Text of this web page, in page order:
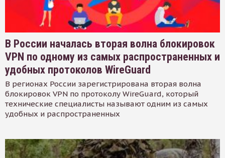
В России началась вторая волна блокировок
VPN по одному из самых распространенных и
удобных протоколов WireGuard
В регионах России зарегистрирована вторая волна
блокировок VPN по протоколу WireGuard, который
технические специалисты называют одним из самых
удобных и распространенных